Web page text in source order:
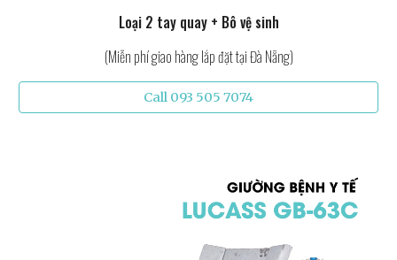
Loại 2 tay quay + Bô vệ sinh
(Miễn phí giao hàng lắp đặt tại Đà Nẵng)
Call 093 505 7074